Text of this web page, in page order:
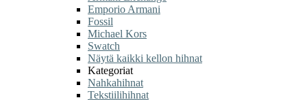
Emporio Armani
Fossil
Michael Kors
Swatch
Näytä kaikki kellon hihnat
Kategoriat
Nahkahihnat
Tekstiilihihnat